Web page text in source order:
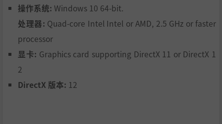
操作系统: Windows 10 64-bit.
处理器: Quad-core Intel Intel or AMD, 2.5 GHz or faster
processor
显卡: Graphics card supporting DirectX 11 or DirectX 1
2
DirectX 版本: 12